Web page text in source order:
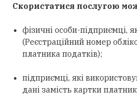
Скористатися послугою
фізичні особи-підприємці,
(Реєстраційний номер
платника податків);
підприємці, які
дані замість картки